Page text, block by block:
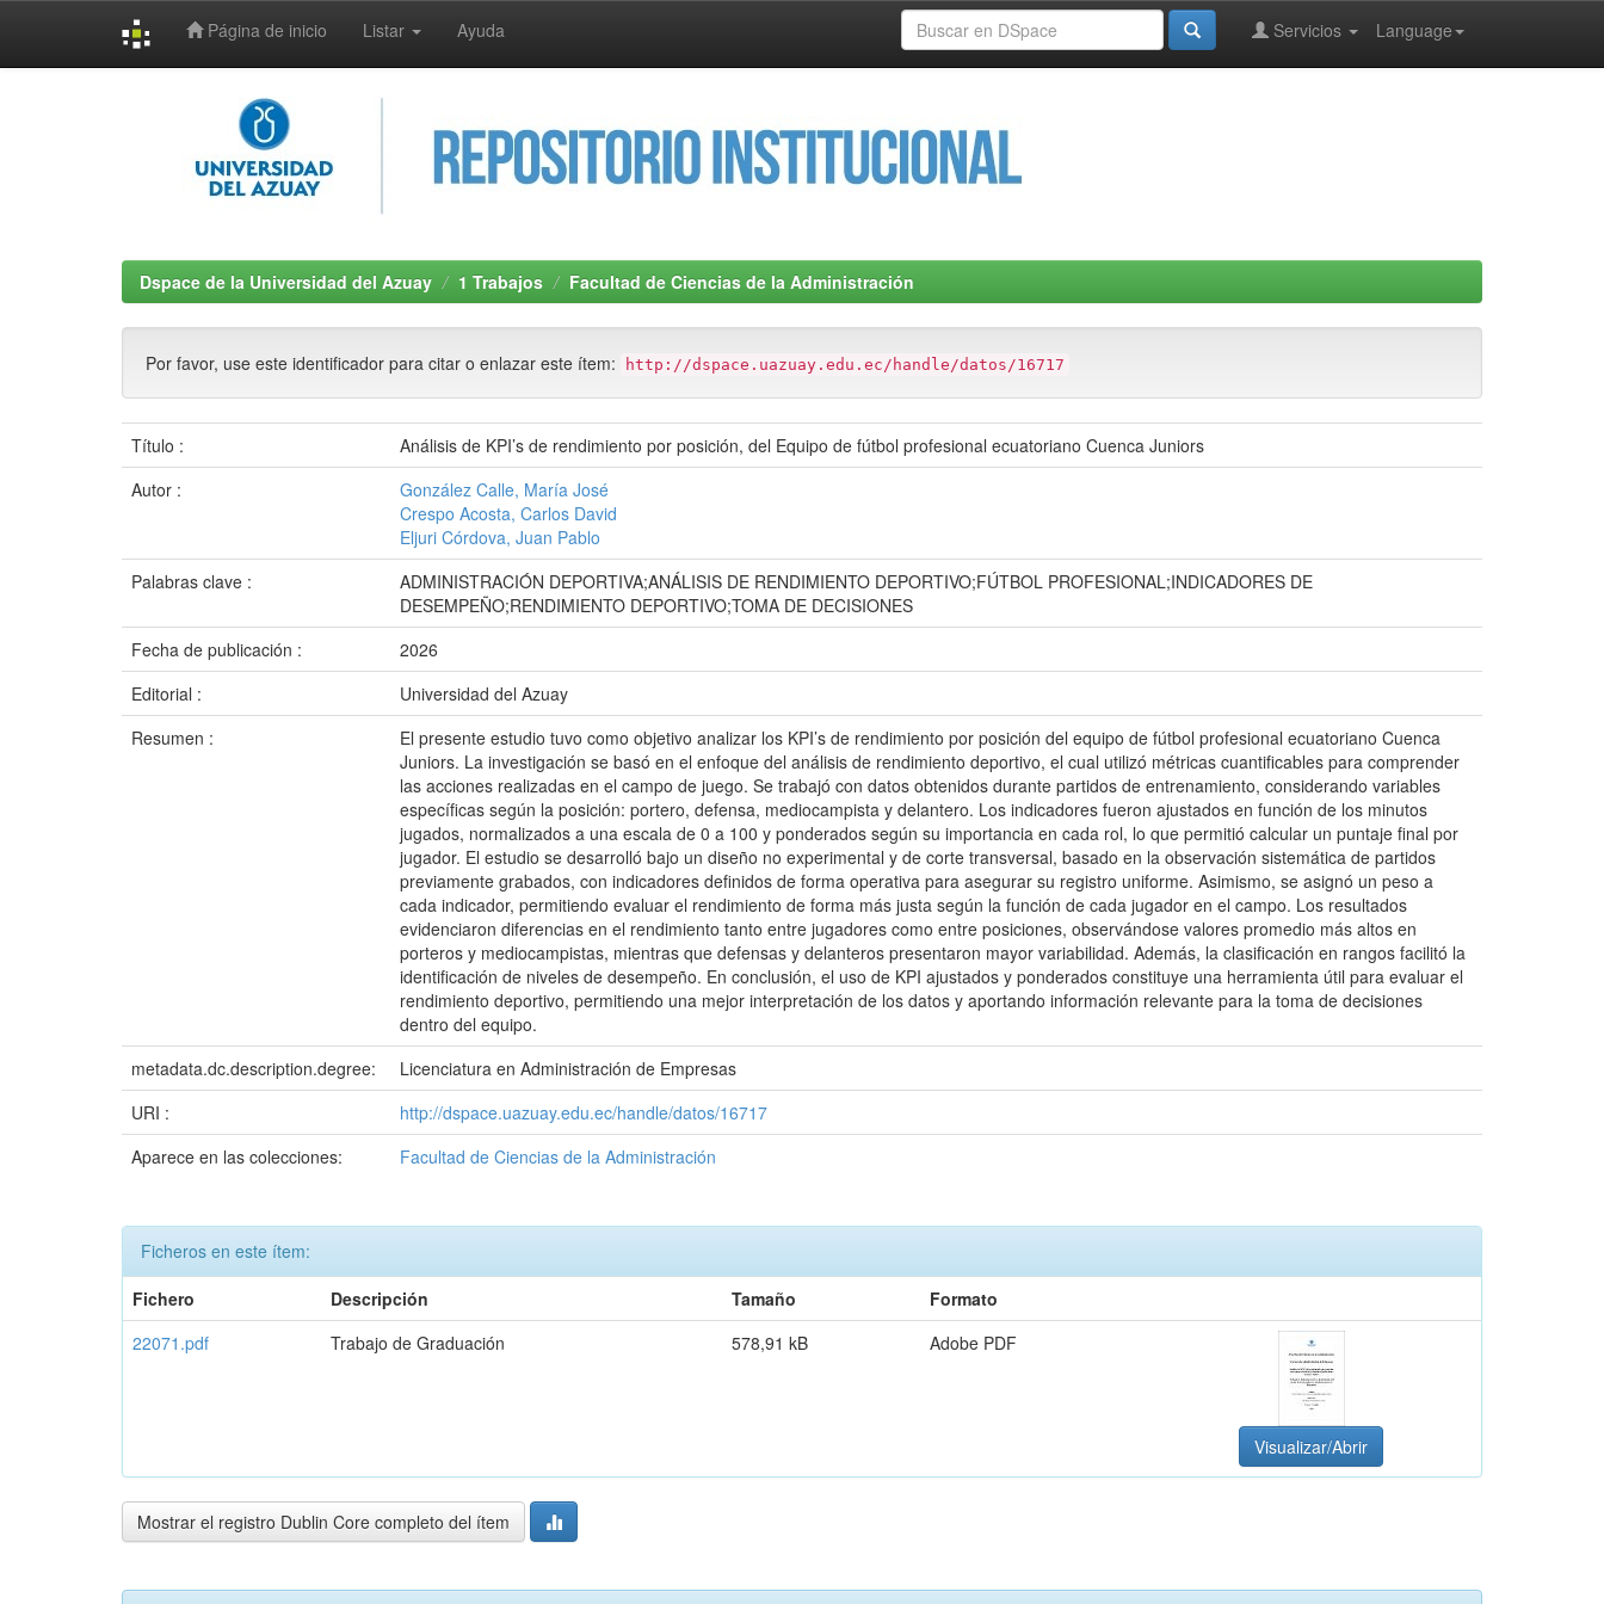
Página de inicio Listar Ayuda Language
Servicios
Dspace de la Universidad del Azuay 1 Trabajos Facultad de Ciencias de la Administración
Por favor, use este identificador para citar o enlazar este ítem: http://dspace.uazuay.edu.ec/handle/datos/16717
Título :
Análisis de KPI’s de rendimiento por posición, del Equipo de fútbol profesional ecuatoriano Cuenca Juniors
Autor :
González Calle, María José
Crespo Acosta, Carlos David
Eljuri Córdova, Juan Pablo
Palabras clave :
ADMINISTRACIÓN DEPORTIVA;ANÁLISIS DE RENDIMIENTO DEPORTIVO;FÚTBOL PROFESIONAL;INDICADORES DE
DESEMPEÑO;RENDIMIENTO DEPORTIVO;TOMA DE DECISIONES
Fecha de publicación :
2026
Editorial :
Universidad del Azuay
Resumen :
El presente estudio tuvo como objetivo analizar los KPI’s de rendimiento por posición del equipo de fútbol profesional ecuatoriano Cuenca
Juniors. La investigación se basó en el enfoque del análisis de rendimiento deportivo, el cual utilizó métricas cuantificables para comprender
las acciones realizadas en el campo de juego. Se trabajó con datos obtenidos durante partidos de entrenamiento, considerando variables
específicas según la posición: portero, defensa, mediocampista y delantero. Los indicadores fueron ajustados en función de los minutos
jugados, normalizados a una escala de 0 a 100 y ponderados según su importancia en cada rol, lo que permitió calcular un puntaje final por
jugador. El estudio se desarrolló bajo un diseño no experimental y de corte transversal, basado en la observación sistemática de partidos
previamente grabados, con indicadores definidos de forma operativa para asegurar su registro uniforme. Asimismo, se asignó un peso a
cada indicador, permitiendo evaluar el rendimiento de forma más justa según la función de cada jugador en el campo. Los resultados
evidenciaron diferencias en el rendimiento tanto entre jugadores como entre posiciones, observándose valores promedio más altos en
porteros y mediocampistas, mientras que defensas y delanteros presentaron mayor variabilidad. Además, la clasificación en rangos facilitó la
identificación de niveles de desempeño. En conclusión, el uso de KPI ajustados y ponderados constituye una herramienta útil para evaluar el
rendimiento deportivo, permitiendo una mejor interpretación de los datos y aportando información relevante para la toma de decisiones
dentro del equipo.
metadata.dc.description.degree:
Licenciatura en Administración de Empresas
URI :
http://dspace.uazuay.edu.ec/handle/datos/16717
Aparece en las colecciones:
Facultad de Ciencias de la Administración
Ficheros en este ítem:
Fichero
Descripción Tamaño
Formato
22071.pdf
Trabajo de Graduación 578,91 kB Adobe PDF
Visualizar/Abrir
Mostrar el registro Dublin Core completo del ítem